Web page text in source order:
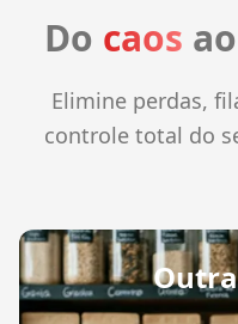
Do caos ao
Elimine perdas,
controle total do